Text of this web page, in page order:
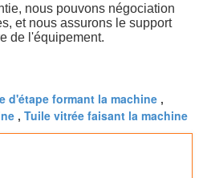
nous pouvons négociation
et nous assurons le support
de l'équipement.
d'étape formant la machine ,
, Tuile vitrée faisant la machine